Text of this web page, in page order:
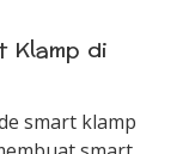
Klamp di
smart klamp